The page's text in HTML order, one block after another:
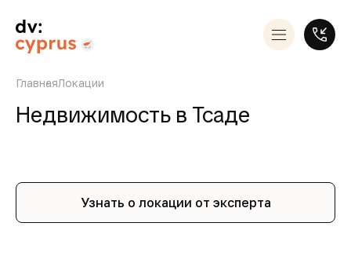
ГлавнаяЛокации
Недвижимость в Тсаде
Узнать о локации от эксперта